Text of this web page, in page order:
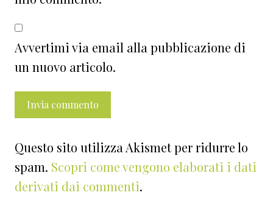
Avvertimi via email alla pubblicazione di
un nuovo articolo.
Questo sito utilizza Akismet per ridurre lo
spam. Scopri come vengono elaborati i dati
derivati dai commenti.